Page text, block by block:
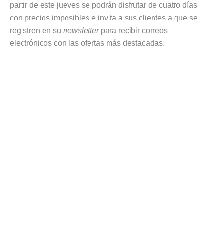
partir de este jueves se podrán disfrutar de cuatro días
con precios imposibles e invita a sus clientes a que se
registren en su newsletterpara recibir correos
electrónicos con las ofertas más destacadas.